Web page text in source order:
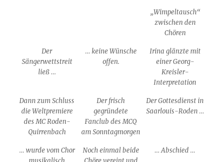
„Wimpeltausch“
zwischen den
Chören
Der
Sängerwettstreit
ließ …
… keine Wünsche
offen.
Irina glänzte mit
einer Georg-
Kreisler-
Interpretation
Dann zum Schluss
die Weltpremiere
des MC Roden-
Quirrenbach
Der frisch
gegründete
Fanclub des MCQ
am Sonntagmorgen
Der Gottesdienst in
Saarlouis-Roden …
… wurde vom Chor
Noch einmal beide
… Abschied …